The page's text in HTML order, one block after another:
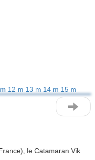
12 m 13 m 14 m 15 m
le Catamaran Vik